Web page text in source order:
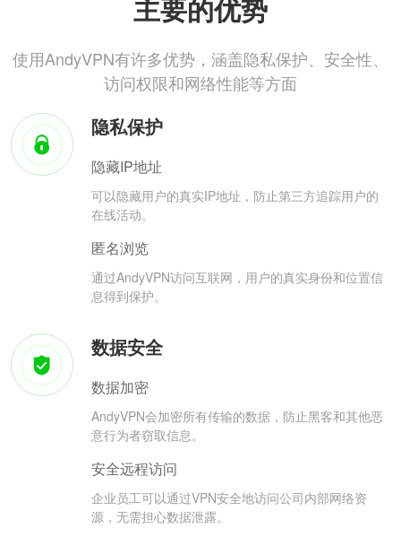
主要的优势
使用AndyVPN有许多优势，涵盖隐私保护、安全性、
访问权限和网络性能等方面
隐私保护
隐藏IP地址
可以隐藏用户的真实IP地址，防止第三方追踪用户的
在线活动。
匿名浏览
通过AndyVPN访问互联网，用户的真实身份和位置信
息得到保护。
数据安全
数据加密
AndyVPN会加密所有传输的数据，防止黑客和其他恶
意行为者窃取信息。
安全远程访问
企业员工可以通过VPN安全地访问公司内部网络资
源，无需担心数据泄露。